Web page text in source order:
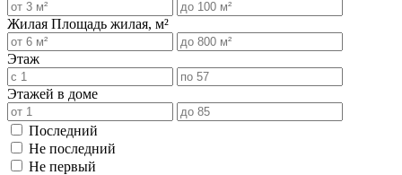
Жилая Площадь жилая, м²
Этаж
Этажей в доме
Последний
Не последний
Не первый